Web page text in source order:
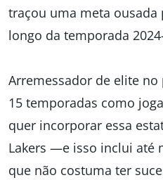
traçou uma meta ousada
longo da temporada
Arremessador de elite
15 temporadas como
quer incorporar essa
Lakers —e isso inclui até
que não costuma ter